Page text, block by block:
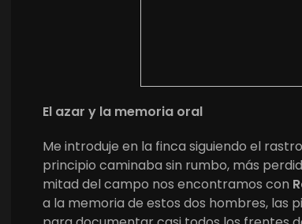
El azar y la memoria oral
Me introduje en la finca siguiendo el
principio caminaba sin rumbo, más
mitad del campo nos encontramos con
a la memoria de estos dos hombres, las